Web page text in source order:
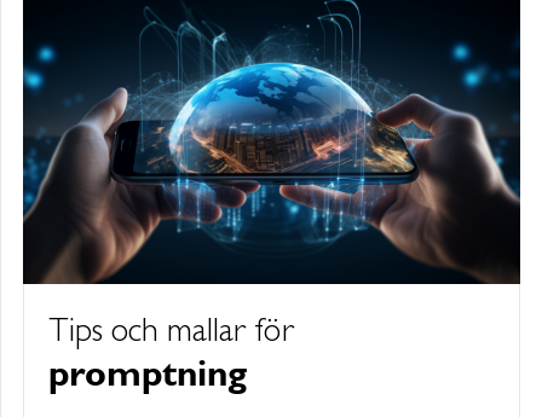
Tips och mallar för
promptning